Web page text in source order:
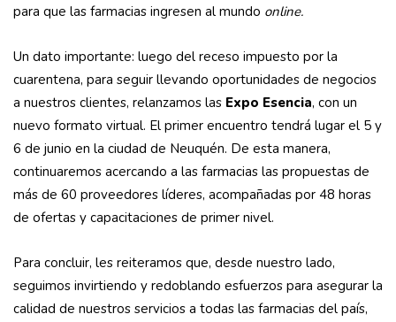
para que las farmacias in­gresen al mundo online.
Un dato importante: luego del receso im­puesto por la
cuarentena, para seguir lle­vando oportunidades de negocios
a nues­tros clientes, relanzamos las Expo Esencia, con un
nuevo formato virtual. El primer encuentro tendrá lugar el 5 y
6 de junio en la ciudad de Neuquén. De esta manera,
continuaremos acercando a las farmacias las propuestas de
más de 60 proveedores líderes, acompañadas por 48 horas
de ofer­tas y capacitaciones de primer nivel.
Para concluir, les reiteramos que, desde nuestro lado,
seguimos invirtiendo y redoblando esfuerzos para asegurar la
calidad de nuestros servicios a todas las farmacias del país,